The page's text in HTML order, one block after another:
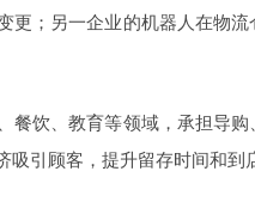
更；另一企业的机器人在物
餐饮、教育等领域，承担导
吸引顾客，提升留存时间和到